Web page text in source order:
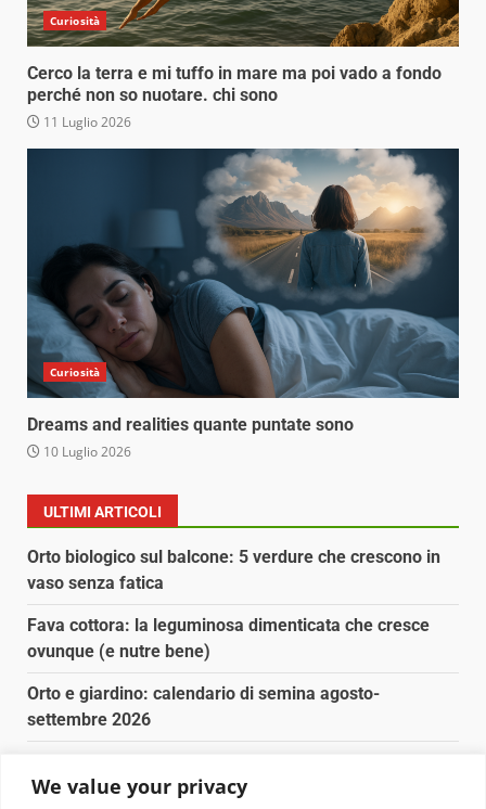
We value your privacy
Curiosità
Cerco la terra e mi tuffo in mare ma poi vado a fondo
perché non so nuotare. chi sono
11 Luglio 2026
Curiosità
Dreams and realities quante puntate sono
10 Luglio 2026
ULTIMI ARTICOLI
Orto biologico sul balcone: 5 verdure che crescono in
vaso senza fatica
Fava cottora: la leguminosa dimenticata che cresce
ovunque (e nutre bene)
Orto e giardino: calendario di semina agosto-
settembre 2026
Fava cottora: come cucinarla, quando è di stagione e